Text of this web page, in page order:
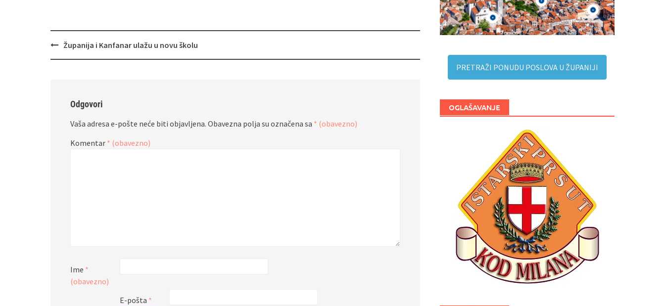
Navigacija
Županija i Kanfanar ulažu u novu školu
Odgovori
Vaša adresa e-pošte neće biti objavljena. Obavezna polja su označena sa * (obavezno)
Komentar * (obavezno)
Ime *
(obavezno)
E-pošta *
PRETRAŽI PONUDU POSLOVA U ŽUPANIJI
OGLAŠAVANJE